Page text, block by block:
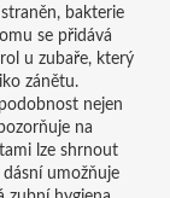
bakterie
se přidává
u zubaře, který
zánětu.
nejen
na
lze shrnout
umožňuje